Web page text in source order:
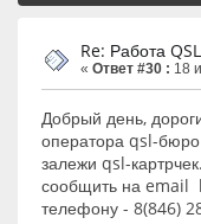
Re: Работа
« Ответ #30 : 18
Добрый день,
оператора qsl-
залежи qsl-
сообщить на email
телефону - 8(846)